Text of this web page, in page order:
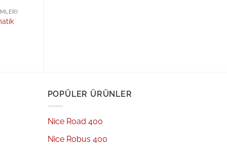
POPÜLER ÜRÜNLER
Nice Road 400
Nice Robus 400